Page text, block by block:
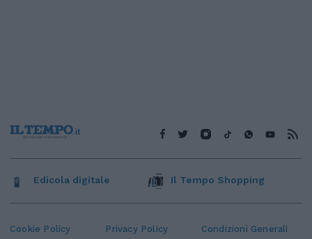
Cookie Policy Privacy Policy Condizioni Generali
Edicola digitale Il Tempo Shopping